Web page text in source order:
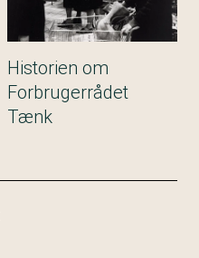
Historien om
Forbrugerrådet
Tænk